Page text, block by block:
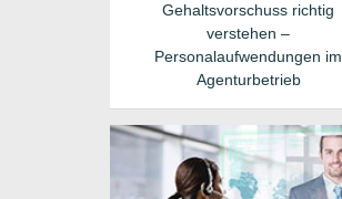
Gehaltsvorschuss richtig
verstehen –
Personalaufwendungen im
Agenturbetrieb